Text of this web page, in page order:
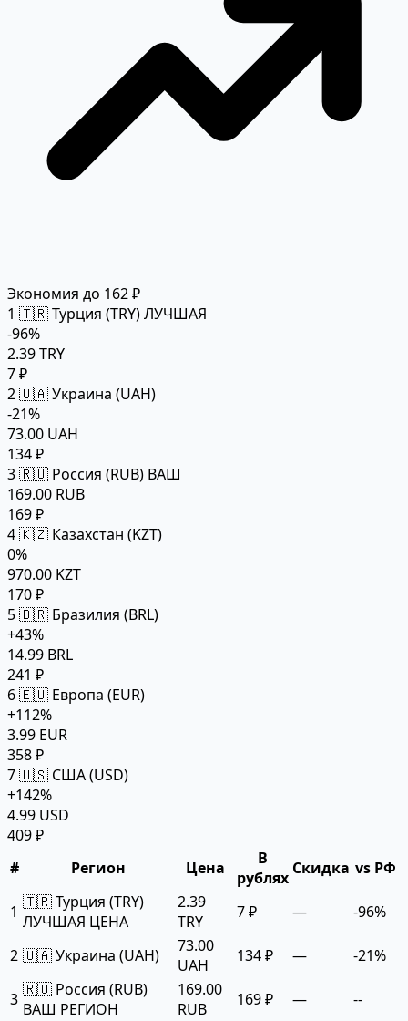
Экономия до 162 ₽
1 🇹🇷 Турция (TRY)ЛУЧШАЯ
-96%
2.39 TRY
7 ₽
2🇺🇦 Украина (UAH)
-21%
73.00 UAH
134 ₽
3🇷🇺 Россия (RUB) ВАШ
169.00 RUB
169 ₽
4🇰🇿 Казахстан (KZT)
0%
970.00 KZT
170 ₽
5🇧🇷 Бразилия (BRL)
+43%
14.99 BRL
241 ₽
6🇪🇺 Европа (EUR)
+112%
3.99 EUR
358 ₽
7🇺🇸 США (USD)
+142%
4.99 USD
409 ₽
#
Регион Цена
В
рублях Скидка vs РФ
1 🇹🇷 Турция (TRY)
ЛУЧШАЯ ЦЕНА
2.39
TRY
7 ₽ — -96%
2 🇺🇦 Украина (UAH)
73.00
UAH
134 ₽ — -21%
3 🇷🇺 Россия (RUB)
ВАШ РЕГИОН
169.00
RUB
169 ₽ — --